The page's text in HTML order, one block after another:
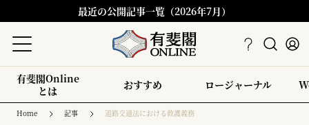
最近の公開記事一覧（2026年7月）
有斐閣Online
とは
おすすめ ロージャーナル
Home 記事 道路交通法における救護義務